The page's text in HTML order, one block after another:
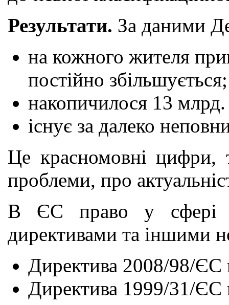
Результати. За даними
на кожного жителя
постійно збільшується;
накопичилося 13 млрд.
існує за далеко
Це красномовні цифри,
проблеми, про
В ЄС право у сфері
директивами та іншими
Директива 2008/98/ЄС
Директива 1999/31/ЄС